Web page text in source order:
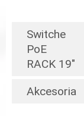
Switche
PoE
RACK 19"
Akcesoria